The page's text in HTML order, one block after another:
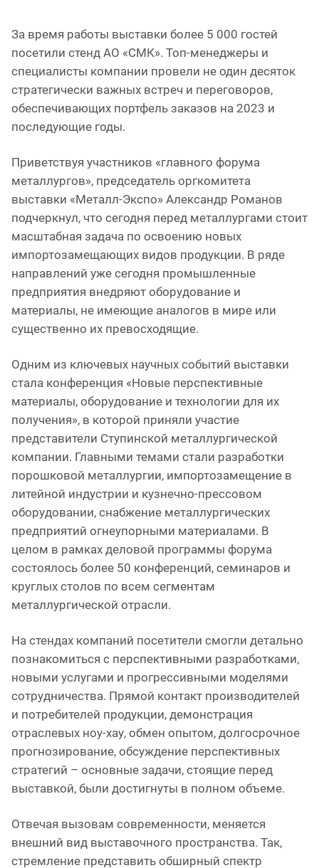
За время работы выставки более 5 000 гостей
посетили стенд АО «СМК». Топ-менеджеры и
специалисты компании провели не один десяток
стратегически важных встреч и переговоров,
обеспечивающих портфель заказов на 2023 и
последующие годы.
Приветствуя участников «главного форума
металлургов», председатель оргкомитета
выставки «Металл-Экспо» Александр Романов
подчеркнул, что сегодня перед металлургами стоит
масштабная задача по освоению новых
импортозамещающих видов продукции. В ряде
направлений уже сегодня промышленные
предприятия внедряют оборудование и
материалы, не имеющие аналогов в мире или
существенно их превосходящие.
Одним из ключевых научных событий выставки
стала конференция «Новые перспективные
материалы, оборудование и технологии для их
получения», в которой приняли участие
представители Ступинской металлургической
компании. Главными темами стали разработки
порошковой металлургии, импортозамещение в
литейной индустрии и кузнечно-прессовом
оборудовании, снабжение металлургических
предприятий огнеупорными материалами. В
целом в рамках деловой программы форума
состоялось более 50 конференций, семинаров и
круглых столов по всем сегментам
металлургической отрасли.
На стендах компаний посетители смогли детально
познакомиться с перспективными разработками,
новыми услугами и прогрессивными моделями
сотрудничества. Прямой контакт производителей
и потребителей продукции, демонстрация
отраслевых ноу-хау, обмен опытом, долгосрочное
прогнозирование, обсуждение перспективных
стратегий – основные задачи, стоящие перед
выставкой, были достигнуты в полном объеме.
Отвечая вызовам современности, меняется
внешний вид выставочного пространства. Так,
стремление представить обширный спектр